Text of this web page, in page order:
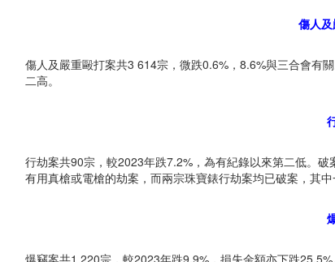
傷人
傷人及嚴重毆打案共3 614宗，微跌0.6%，8.6%與三合會有
二高。
行劫案共90宗，較2023年跌7.2%，為有紀錄以來第二低。
有用真槍或電槍的劫案，而兩宗珠寶錶行劫案均已破案，其
爆竊案共1 220宗，較2023年跌9.9%，損失金額亦下跌